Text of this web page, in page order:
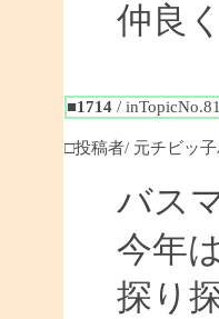
仲良
■1714/
□投稿者/ 元チビッ
バス
今年
探り